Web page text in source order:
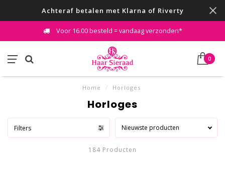
Achteraf betalen met Klarna of Riverty
Voor 16.00 besteld = vandaag verzonden*
0
Home / Horloges
Horloges
Filters Nieuwste producten
184 Producten